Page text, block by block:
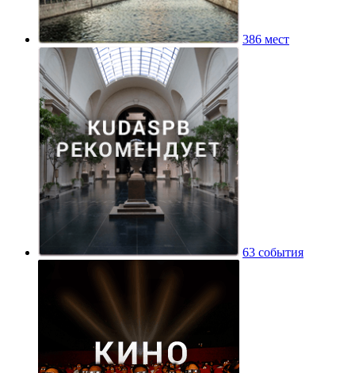
386 мест
63 события